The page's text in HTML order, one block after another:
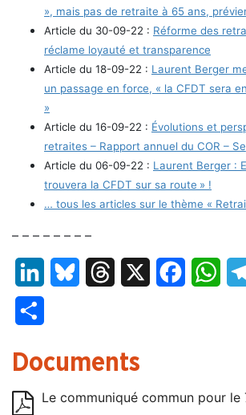
», mais pas de retraite à 65 ans,
Article du 30-09-22 : Réforme des
réclame loyauté et transparence
Article du 18-09-22 : Laurent Berger
un passage en force, « la CFDT sera
»
Article du 16-09-22 : Évolutions et
retraites – Rapport annuel du COR –
Article du 06-09-22 : Laurent Berger :
trouvera la CFDT sur sa route » !
… tous les articles sur le thème «
– – – – – – – –
LinkedInBluesky Threads Facebook
Documents
Le communiqué commun pour le